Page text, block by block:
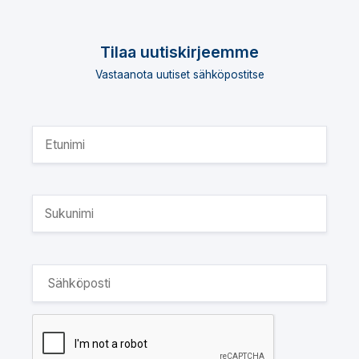
Tilaa uutiskirjeemme
Vastaanota uutiset sähköpostitse